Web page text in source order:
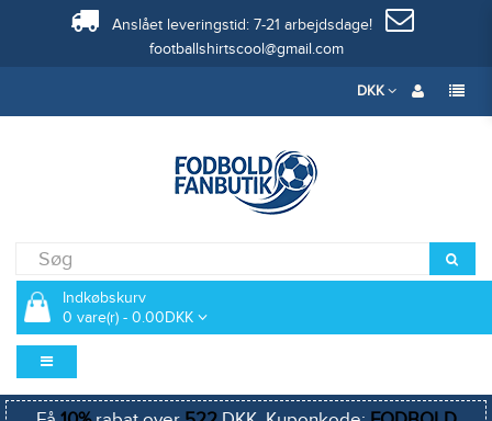
Anslået leveringstid: 7-21 arbejdsdage!
footballshirtscool@gmail.com
DKK
Indkøbskurv
0 vare(r) - 0.00DKK